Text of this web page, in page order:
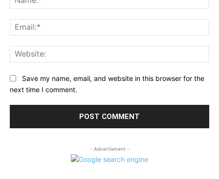
Save my name, email, and website in this browser for the
next time I comment.
- Advertisment -